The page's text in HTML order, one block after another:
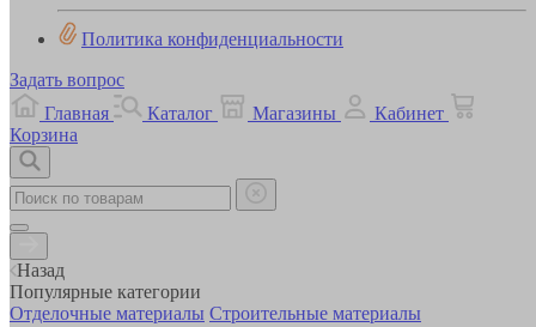
Политика конфиденциальности
Задать вопрос
Главная
Каталог Магазины
Кабинет
Корзина
Назад
Популярные категории
Отделочные материалы Строительные материалы